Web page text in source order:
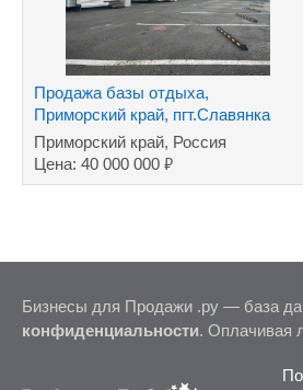
Продажа базы отдыха,
Приморский край, пгт.Славянка
Приморский край, Россия
Цена: 40 000 000 ₽
Бизнесы для Продажи .ру — база
конфиденциальности. Оплачивая